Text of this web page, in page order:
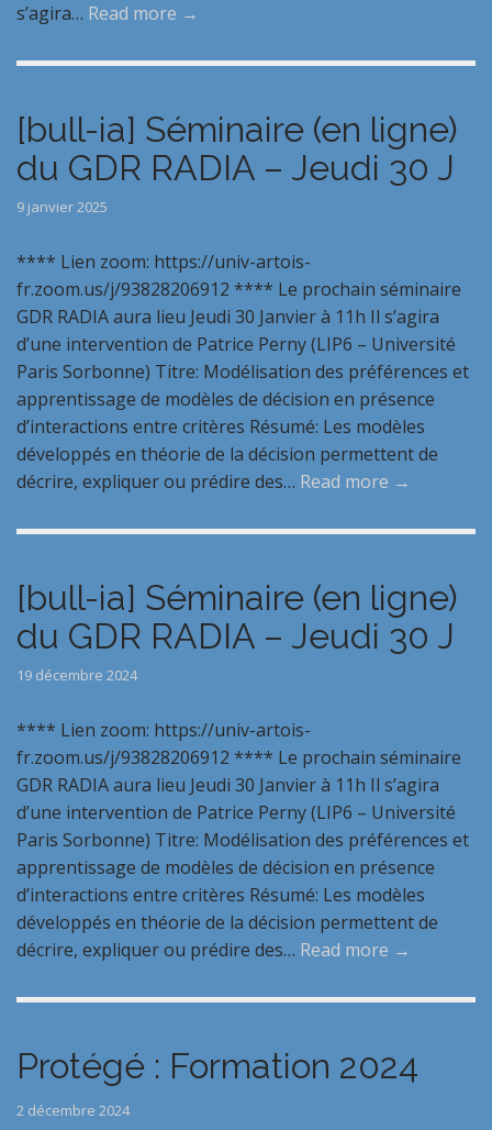
s’agira… Read more →
[bull-ia] Séminaire (en ligne)
du GDR RADIA – Jeudi 30 J
9 janvier 2025
**** Lien zoom: https://univ-artois-
fr.zoom.us/j/93828206912 **** Le prochain séminaire
GDR RADIA aura lieu Jeudi 30 Janvier à 11h Il s’agira
d’une intervention de Patrice Perny (LIP6 – Université
Paris Sorbonne) Titre: Modélisation des préférences et
apprentissage de modèles de décision en présence
d’interactions entre critères Résumé: Les modèles
développés en théorie de la décision permettent de
décrire, expliquer ou prédire des… Read more →
[bull-ia] Séminaire (en ligne)
du GDR RADIA – Jeudi 30 J
19 décembre 2024
**** Lien zoom: https://univ-artois-
fr.zoom.us/j/93828206912 **** Le prochain séminaire
GDR RADIA aura lieu Jeudi 30 Janvier à 11h Il s’agira
d’une intervention de Patrice Perny (LIP6 – Université
Paris Sorbonne) Titre: Modélisation des préférences et
apprentissage de modèles de décision en présence
d’interactions entre critères Résumé: Les modèles
développés en théorie de la décision permettent de
décrire, expliquer ou prédire des… Read more →
Protégé : Formation 2024
2 décembre 2024